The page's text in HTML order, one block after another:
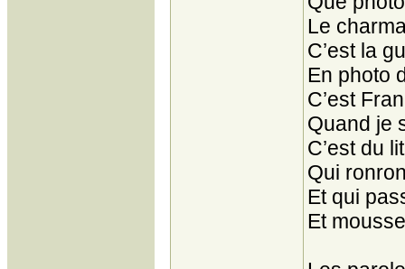
Le
C’est la
En photo
C’est
Quand je
C’est du
Qui
Et qui
Et